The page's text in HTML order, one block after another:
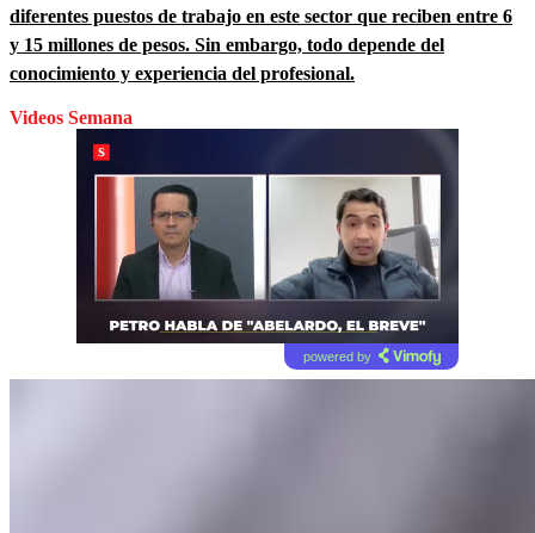
diferentes puestos de trabajo en este sector que reciben entre 6
y 15 millones de pesos. Sin embargo, todo depende del
conocimiento y experiencia del profesional.
Videos Semana
powered by